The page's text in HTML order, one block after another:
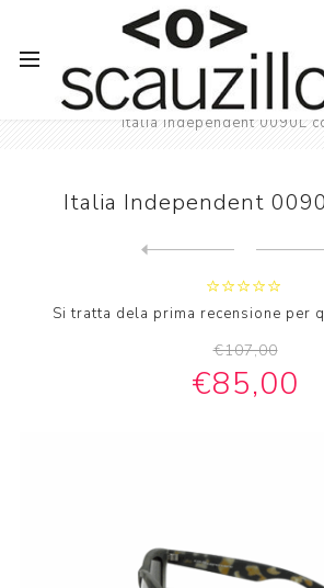
Pagina iniziale SO // LE
Uomo
Italia Independent 0090L
Italia Independent
Si tratta dela prima recensione per
€107,00
€85,00